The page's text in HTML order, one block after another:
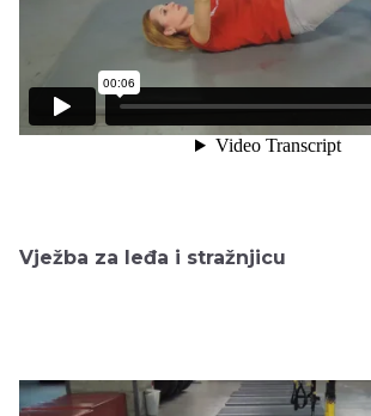
Vježba za leđa i stražnjicu